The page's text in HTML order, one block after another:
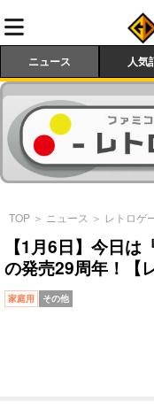
ニュース 人気
TOP ＞ ニュース ＞ レトロゲ
【1月6日】今日は
の発売29周年！【
家庭用 その他